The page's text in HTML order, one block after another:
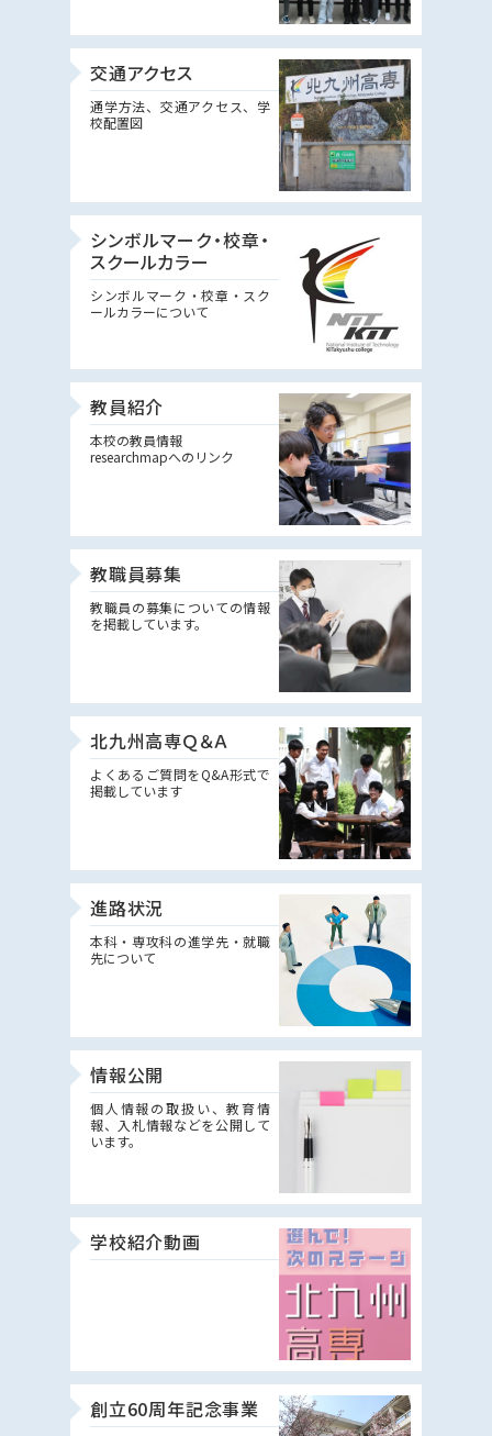
交通アクセス
通学方法、交通アクセス、学
校配置図
シンボルマーク・校章・
スクールカラー
シンボルマーク・校章・スク
ールカラーについて
教員紹介
本校の教員情報
researchmapへのリンク
教職員募集
教職員の募集についての情報
を掲載しています。
北九州高専Ｑ＆Ａ
よくあるご質問をQ&A形式で
掲載しています
進路状況
本科・専攻科の進学先・就職
先について
情報公開
個人情報の取扱い、教育情
報、入札情報などを公開して
います。
学校紹介動画
創立60周年記念事業